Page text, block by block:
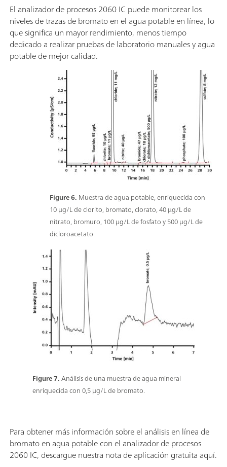
El analizador de procesos 2060 IC puede monitorear los
niveles de trazas de bromato en el agua potable en línea, lo
que significa un mayor rendimiento, menos tiempo
dedicado a realizar pruebas de laboratorio manuales y agua
potable de mejor calidad.
Figure 6. Muestra de agua potable, enriquecida con
10 μg/L de clorito, bromato, clorato, 40 μg/L de
nitrato, bromuro, 100 μg/L de fosfato y 500 μg/L de
dicloroacetato.
Figure 7.Análisis de una muestra de agua mineral
enriquecida con 0,5 μg/L de bromato.
Para obtener más información sobre el análisis en línea de
bromato en agua potable con el analizador de procesos
2060 IC, descargue nuestra nota de aplicación gratuita aquí.